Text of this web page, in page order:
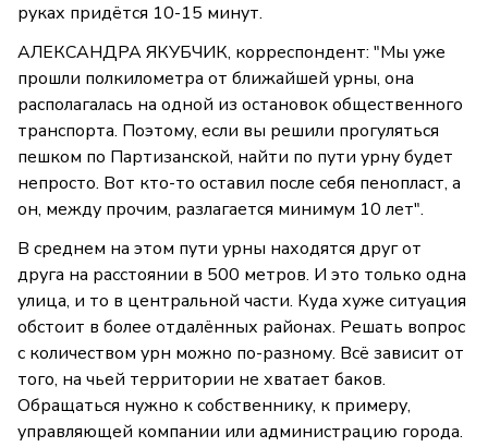
руках придётся 10-15 минут.
АЛЕКСАНДРА ЯКУБЧИК, корреспондент: "Мы уже
прошли полкилометра от ближайшей урны, она
располагалась на одной из остановок общественного
транспорта. Поэтому, если вы решили прогуляться
пешком по Партизанской, найти по пути урну будет
непросто. Вот кто-то оставил после себя пенопласт, а
он, между прочим, разлагается минимум 10 лет".
В среднем на этом пути урны находятся друг от
друга на расстоянии в 500 метров. И это только одна
улица, и то в центральной части. Куда хуже ситуация
обстоит в более отдалённых районах. Решать вопрос
с количеством урн можно по-разному. Всё зависит от
того, на чьей территории не хватает баков.
Обращаться нужно к собственнику, к примеру,
управляющей компании или администрацию города.